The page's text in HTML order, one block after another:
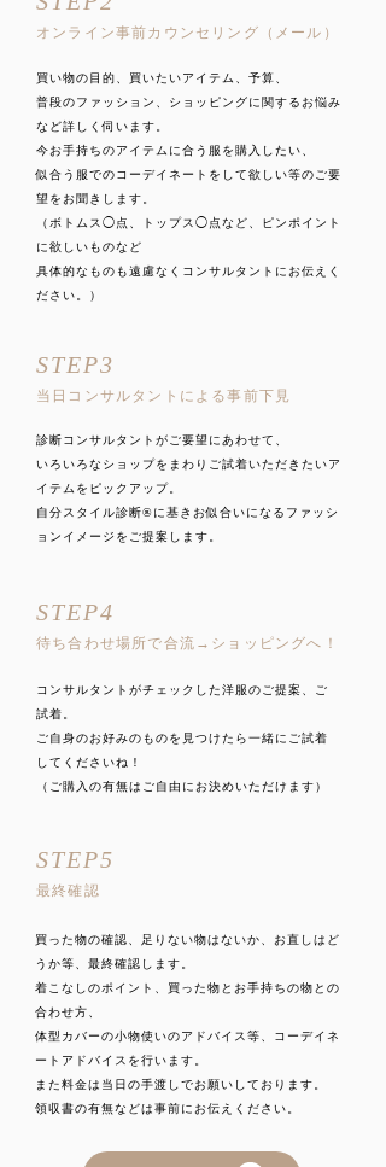
オンライン事前カウンセリング（メール）
買い物の目的、買いたいアイテム、予算、
普段のファッション、ショッピングに関するお悩み
など詳しく伺います。
今お手持ちのアイテムに合う服を購入したい、
似合う服でのコーデイネートをして欲しい等のご要
望をお聞きします。
（ボトムス◯点、トップス◯点など、ピンポイント
に欲しいものなど
具体的なものも遠慮なくコンサルタントにお伝えく
ださい。）
STEP3
当日コンサルタントによる事前下見
診断コンサルタントがご要望にあわせて、
いろいろなショップをまわりご試着いただきたいア
イテムをピックアップ。
自分スタイル診断®︎に基きお似合いになるファッシ
ョンイメージをご提案します。
STEP4
待ち合わせ場所で合流→ショッピングへ！
コンサルタントがチェックした洋服のご提案、ご
試着。
ご自身のお好みのものを見つけたら一緒にご試着
してくださいね！
（ご購入の有無はご自由にお決めいただけます）
STEP5
最終確認
買った物の確認、足りない物はないか、お直しはど
うか等、最終確認します。
着こなしのポイント、買った物とお手持ちの物との
合わせ方、
体型カバーの小物使いのアドバイス等、コーデイネ
ートアドバイスを行います。
また料金は当日の手渡しでお願いしております。
領収書の有無などは事前にお伝えください。